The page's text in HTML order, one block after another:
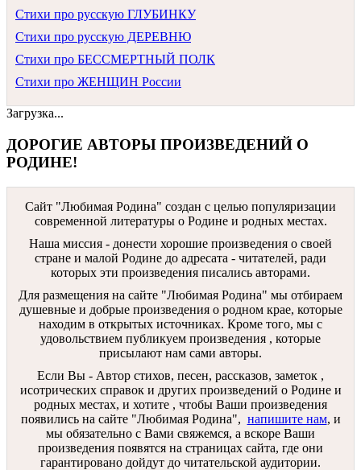
Стихи про русскую ГЛУБИНКУ
Стихи про русскую ДЕРЕВНЮ
Стихи про БЕССМЕРТНЫЙ ПОЛК
Стихи про ЖЕНЩИН России
Загрузка...
ДОРОГИЕ АВТОРЫ ПРОИЗВЕДЕНИЙ О
РОДИНЕ!
Сайт "Любимая Родина" создан c целью популяризации
современной литературы о Родине и родных местах.
Наша миссия - донести хорошие произведения о своей
стране и малой Родине до адресата - читателей, ради
которых эти произведения писались авторами.
Для размещения на сайте "Любимая Родина" мы отбираем
душевные и добрые произведения о родном крае, которые
находим в открытых источниках. Кроме того, мы с
удовольствием публикуем произведения , которые
присылают нам сами авторы.
Если Вы - Автор стихов, песен, рассказов, заметок ,
исотрических справок и других произведений о Родине и
родных местах, и хотите , чтобы Ваши произведения
появились на сайте "Любимая Родина", напишите нам, и
мы обязательно с Вами свяжемся, а вскоре Ваши
произведения появятся на страницах сайта, где они
гарантировано дойдут до читательской аудитории.